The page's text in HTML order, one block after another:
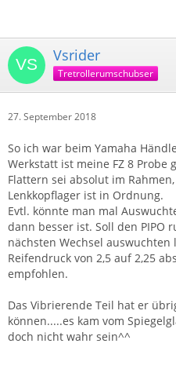
Vsrider
Tretrollerumschubser
27. September 2018
So ich war beim Yamaha
Werkstatt ist meine FZ 8 Probe
Flattern sei absolut im
Lenkkopflager ist in Ordnung.
Evtl. könnte man mal
dann besser ist. Soll den
nächsten Wechsel auswuchten
Reifendruck von 2,5 auf 2,25
empfohlen.
Das Vibrierende Teil hat er
können.....es kam vom
doch nicht wahr sein^^